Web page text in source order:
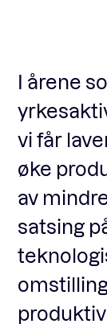
Nyheter og
Rapporter
I årene
vi får
øke
av
satsing